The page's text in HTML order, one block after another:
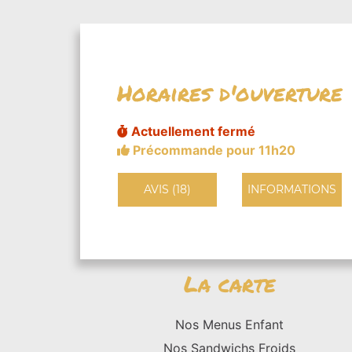
Horaires d'ouverture
Actuellement fermé
Précommande pour 11h20
AVIS (18) INFORMATIONS
La carte
Nos Menus Enfant
Nos Sandwichs Froids